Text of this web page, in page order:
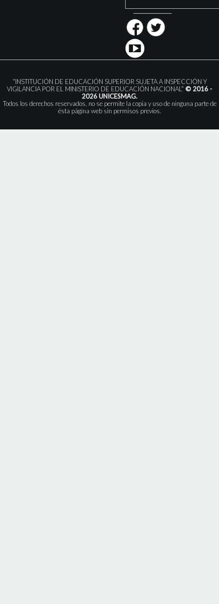
“INSTITUCIÓN DE EDUCACIÓN SUPERIOR SUJETA A INSPECCIÓN Y
VIGILANCIA POR EL MINISTERIO DE EDUCACIÓN NACIONAL” © 2016 -
2026 UNICESMAG.
Todos los derechos reservados, no se permite la copia y uso de ninguna parte de
ésta página web sin permisos previos.